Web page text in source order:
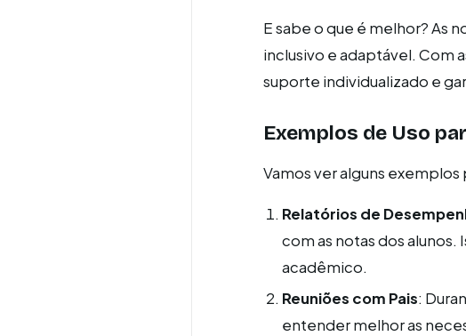
E sabe o que é melhor? As
inclusivo e adaptável. Com
suporte individualizado e
Exemplos de Uso
Vamos ver alguns
Relatórios de
com as notas dos
acadêmico.
Reuniões com Pais:
entender melhor as